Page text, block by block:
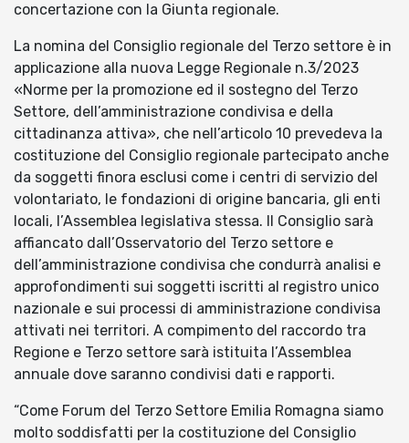
concertazione con la Giunta regionale.
La nomina del Consiglio regionale del Terzo settore è in
applicazione alla nuova Legge Regionale n.3/2023
«Norme per la promozione ed il sostegno del Terzo
Settore, dell’amministrazione condivisa e della
cittadinanza attiva», che nell’articolo 10 prevedeva la
costituzione del Consiglio regionale partecipato anche
da soggetti finora esclusi come i centri di servizio del
volontariato, le fondazioni di origine bancaria, gli enti
locali, l’Assemblea legislativa stessa. Il Consiglio sarà
affiancato dall’Osservatorio del Terzo settore e
dell’amministrazione condivisa che condurrà analisi e
approfondimenti sui soggetti iscritti al registro unico
nazionale e sui processi di amministrazione condivisa
attivati nei territori. A compimento del raccordo tra
Regione e Terzo settore sarà istituita l’Assemblea
annuale dove saranno condivisi dati e rapporti.
“Come Forum del Terzo Settore Emilia Romagna siamo
molto soddisfatti per la costituzione del Consiglio